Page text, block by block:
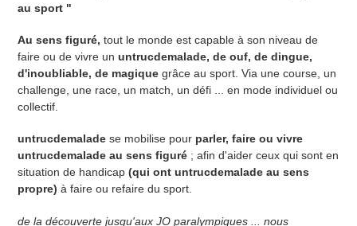
au sport "
Au sens figuré, tout le monde est capable à son niveau de
faire ou de vivre un untrucdemalade, de ouf, de dingue,
d'inoubliable, de magique grâce au sport. Via une course, un
challenge, une race, un match, un défi ... en mode individuel ou
collectif.
untrucdemalade se mobilise pour parler, faire ou vivre
untrucdemalade au sens figuré ; afin d'aider ceux qui sont en
situation de handicap (qui ont untrucdemalade au sens
propre) à faire ou refaire du sport.
de la découverte jusqu'aux JO paralympiques ... nous